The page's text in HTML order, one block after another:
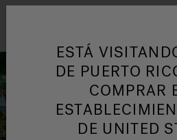
Responsabilidad
HIDROMASAJE
ESTÁ
DE PUERTO
COMPRAR
DE UNITED